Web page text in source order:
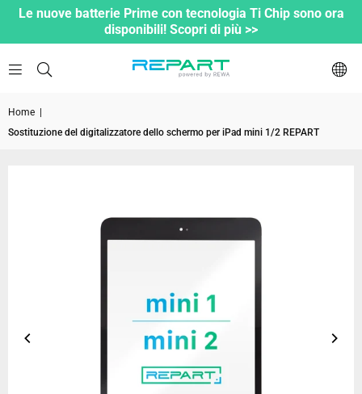
Le nuove batterie Prime con tecnologia Ti Chip sono ora
disponibili! Scopri di più >>
Home
Sostituzione del digitalizzatore dello schermo per iPad mini 1/2 REPART